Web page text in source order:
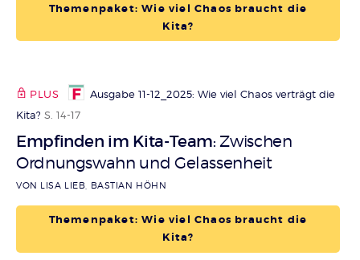
Themenpaket: Wie viel Chaos braucht die
Kita?
PLUS
Ausgabe 11-12_2025: Wie viel Chaos verträgt die
Kita? S. 14-17
Empfinden im Kita-Team:Zwischen
Ordnungswahn und Gelassenheit
VON LISA LIEB, BASTIAN HÖHN
Themenpaket: Wie viel Chaos braucht die
Kita?